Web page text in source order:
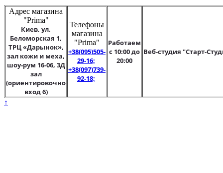
Адрес магазина
"Prima"
Киев, ул.
Беломорская 1,
ТРЦ «Дарынок»,
зал кожи и меха,
шоу-рум 16-06, 3Д
зал
(ориентировочно
вход 6)
Телефоны
магазина
"Prima"
+38(095)505-
29-16;
+38(097)739-
92-18;
Работаем
с 10:00 до
20:00
Веб-студия "Старт-
↑